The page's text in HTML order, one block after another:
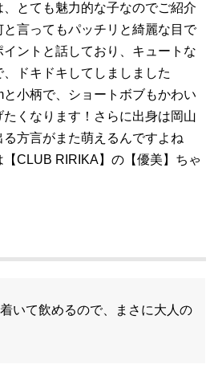
とても魅力的な子なのでご紹介
言ってもパッチリと綺麗な目で
ントと話しており、キュートな
ドキドキしてしましました
と小柄で、ショートボブもかわい
くなります！さらに出身は岡山
方言がまた萌えるんですよね
【CLUB RIRIKA】の【優美】ちゃ
いて飲めるので、まさに大人の